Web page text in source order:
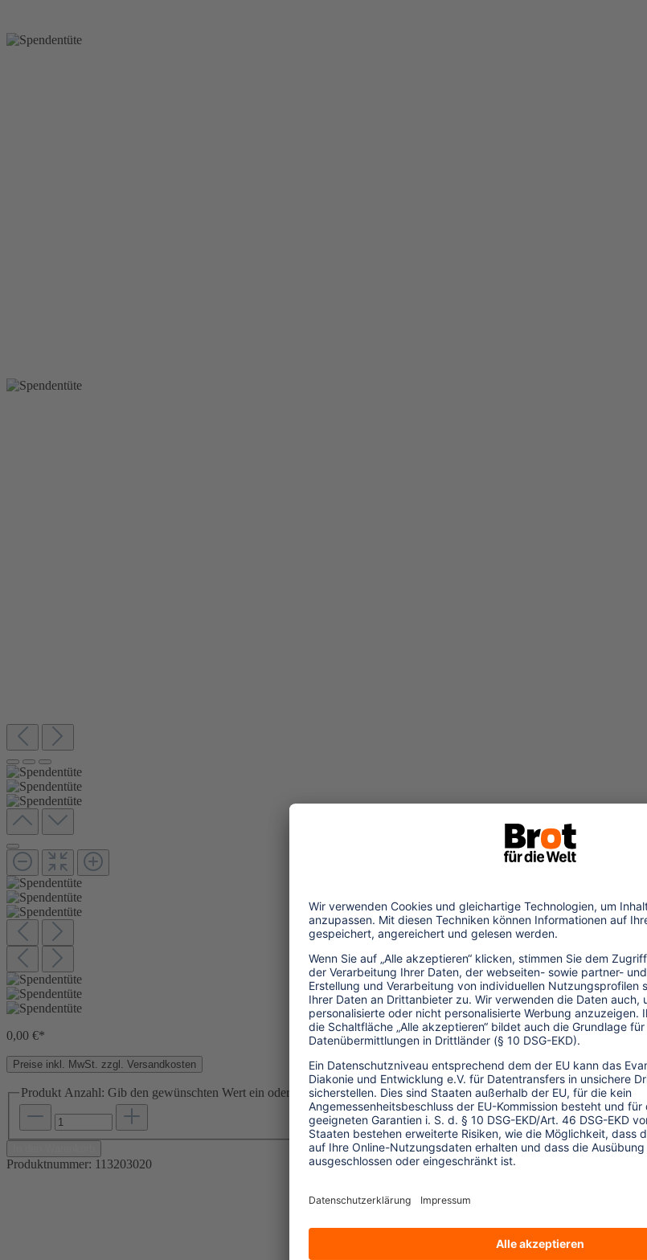
0,00 €*
Preise inkl. MwSt. zzgl. Versandkosten
Produkt Anzahl: Gib den gewünschten Wert ein oder benutze die Schaltflächen um die Anzahl zu erhöhen oder zu
Produktnummer: 113203020